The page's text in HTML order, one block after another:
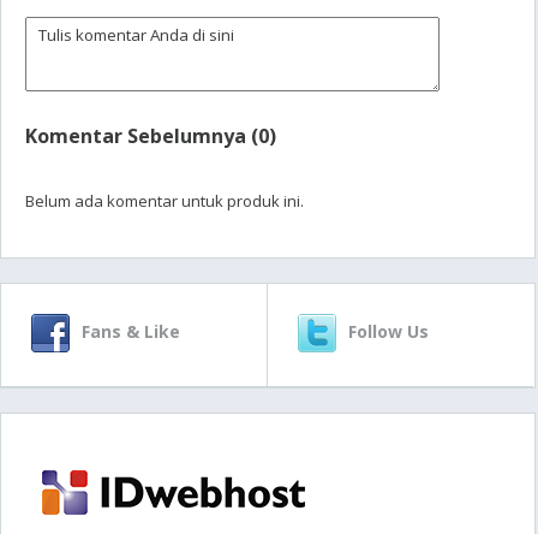
Komentar Sebelumnya (0)
Belum ada komentar untuk produk ini.
Fans & Like Follow Us